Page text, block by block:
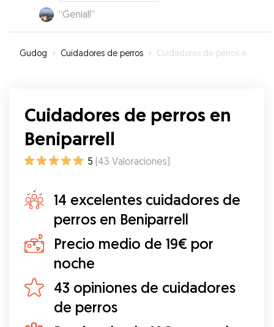
“Genial!”
Gudog » Cuidadores de perros » Cuidadores de perros en Beniparrell
Cuidadores de perros en
Beniparrell
5 (43 Valoraciones)
14 excelentes cuidadores de
perros en Beniparrell
Precio medio de 19€ por
noche
43 opiniones de cuidadores
de perros